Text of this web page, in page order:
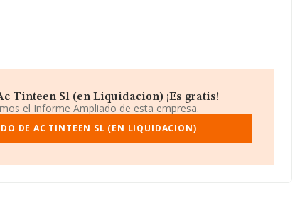
Tinteen Sl (en Liquidacion) ¡Es gratis!
el Informe Ampliado de esta empresa.
DE AC TINTEEN SL (EN LIQUIDACION)